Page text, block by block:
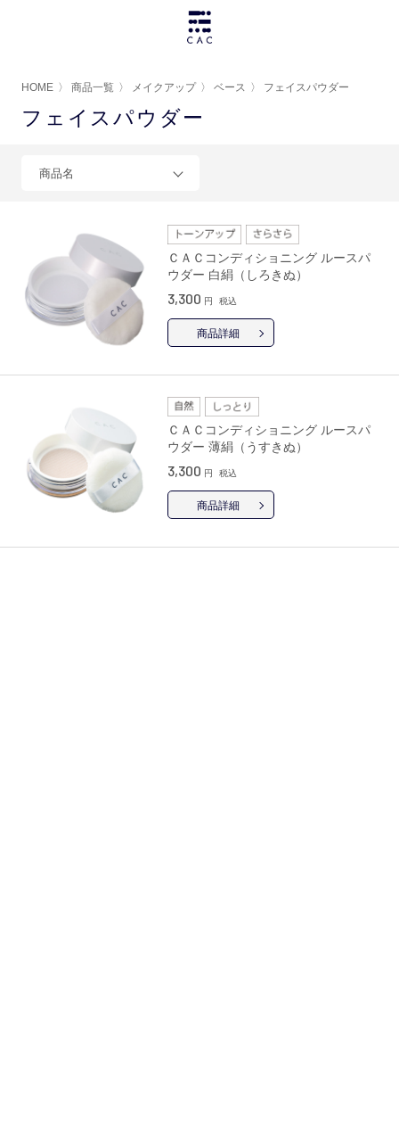
HOME 〉 商品一覧 〉 メイクアップ 〉 ベース 〉 フェイスパウダー
フェイスパウダー
商品名
ＣＡＣコンディショニング ルースパ
ウダー 白絹（しろきぬ）
3,300 円 税込
商品詳細
ＣＡＣコンディショニング ルースパ
ウダー 薄絹（うすきぬ）
3,300 円 税込
商品詳細